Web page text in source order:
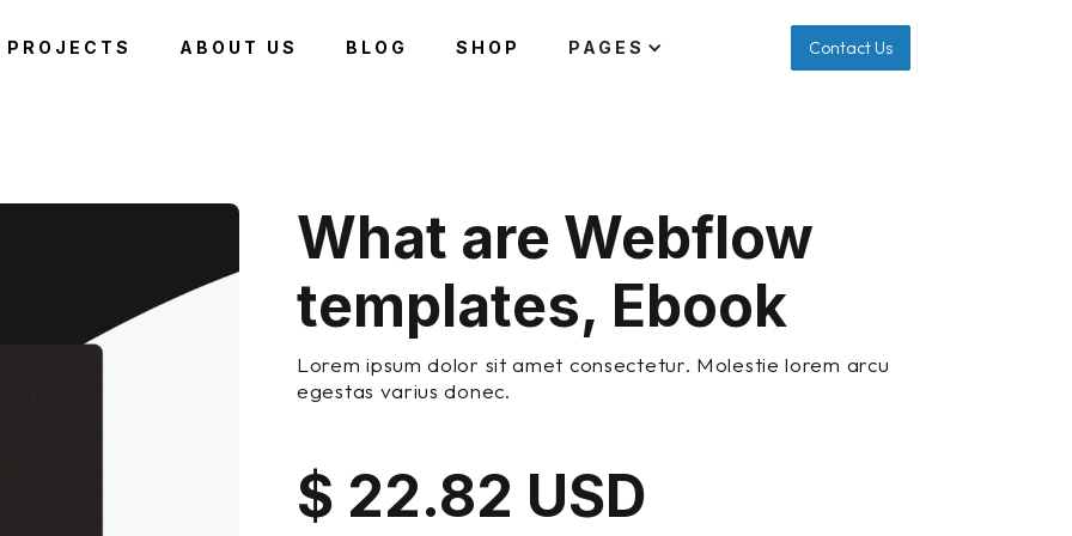
PROJECTS ABOUT US BLOG SHOP PAGES Contact Us
What are Webflow
templates, Ebook
Lorem ipsum dolor sit amet consectetur. Molestie lorem arcu
egestas varius donec.
$ 22.82 USD